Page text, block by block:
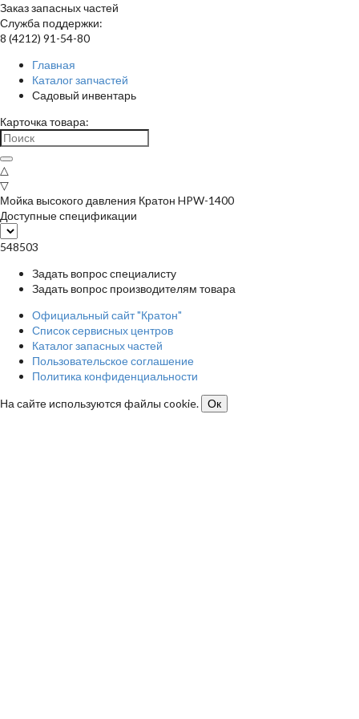
Заказ запасных частей
Служба поддержки:
8 (4212) 91-54-80
Главная
Каталог запчастей
Садовый инвентарь
Карточка товара:
△
▽
Мойка высокого давления Кратон HPW-1400
Доступные спецификации
548503
Задать вопрос специалисту
Задать вопрос производителям товара
Официальный сайт "Кратон"
Список сервисных центров
Каталог запасных частей
Пользовательское соглашение
Политика конфиденциальности
На сайте используются файлы cookie.
Ок